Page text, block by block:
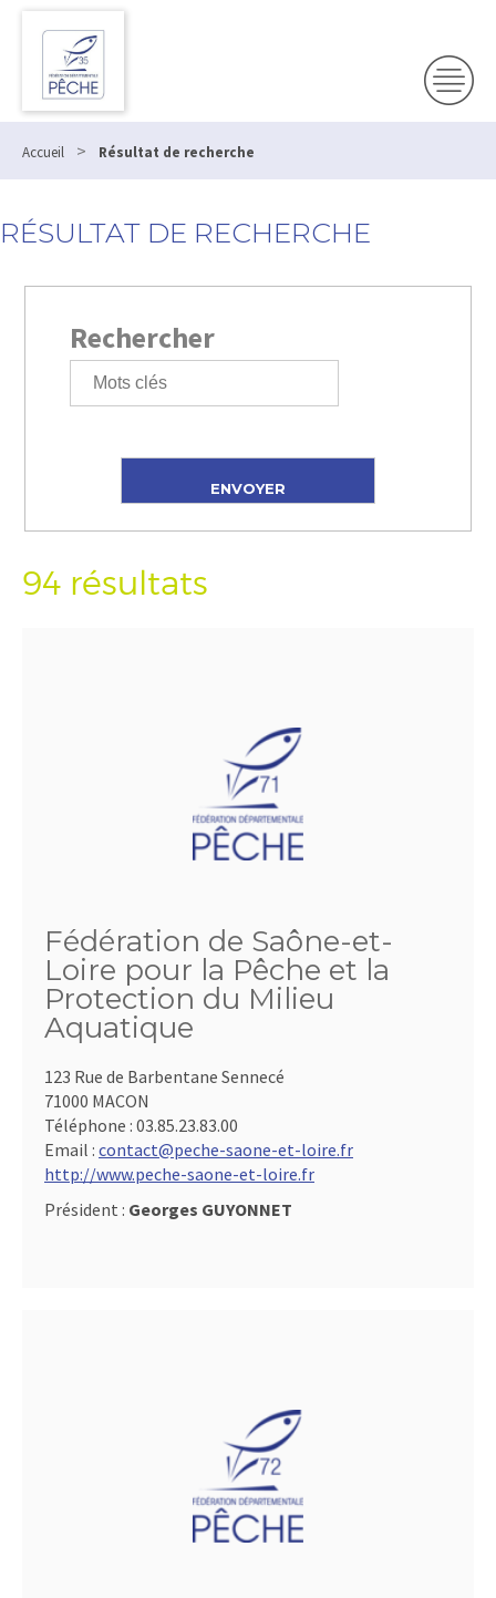
Accueil > Résultat de recherche
RÉSULTAT DE RECHERCHE
Rechercher
94 résultats
Fédération de Saône-et-
Loire pour la Pêche et la
Protection du Milieu
Aquatique
123 Rue de Barbentane Sennecé
71000 MACON
Téléphone : 03.85.23.83.00
Email : contact@peche-saone-et-loire.fr
http://www.peche-saone-et-loire.fr
Président : Georges GUYONNET